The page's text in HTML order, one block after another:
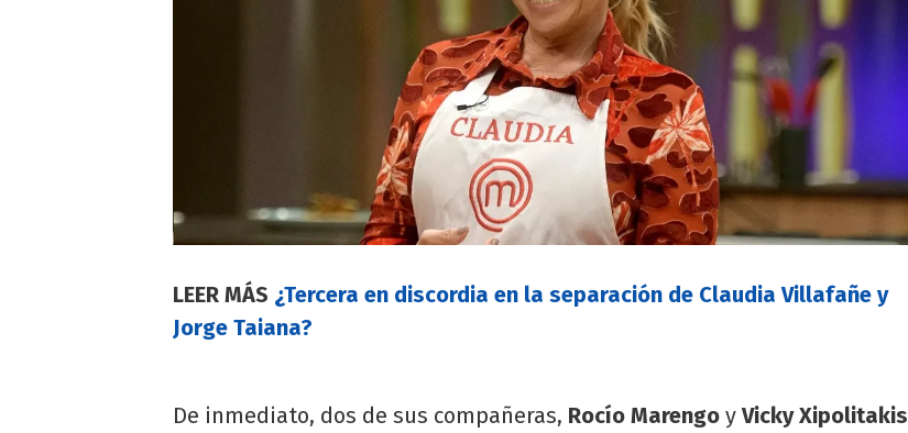
LEER MÁS ¿Tercera en discordia en la separación de Claudia Villafañe y
Jorge Taiana?
De inmediato, dos de sus compañeras, Rocío Marengo yVicky Xipolitakis